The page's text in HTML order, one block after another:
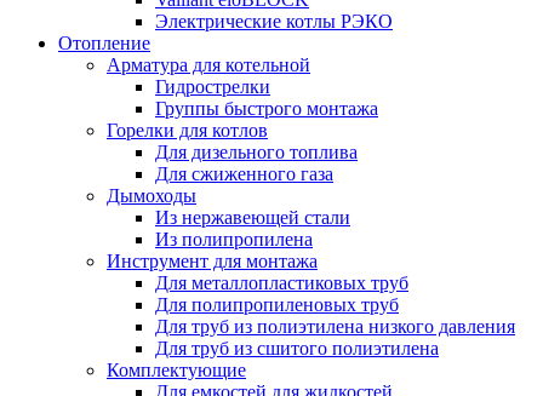
Электрические котлы РЭКО
Отопление
Арматура для котельной
Гидрострелки
Группы быстрого монтажа
Горелки для котлов
Для дизельного топлива
Для сжиженного газа
Дымоходы
Из нержавеющей стали
Из полипропилена
Инструмент для монтажа
Для металлопластиковых труб
Для полипропиленовых труб
Для труб из полиэтилена низкого давления
Для труб из сшитого полиэтилена
Комплектующие
Для емкостей для жидкостей